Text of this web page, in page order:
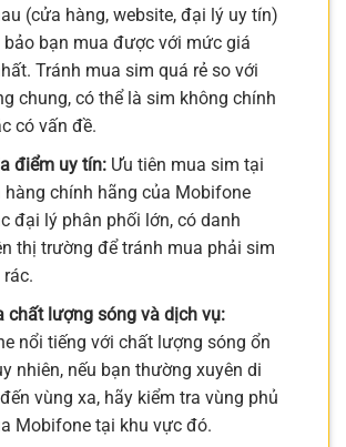
(cửa hàng, website, đại lý uy tín)
bạn mua được với mức giá
Tránh mua sim quá rẻ so với
chung, có thể là sim không chính
có vấn đề.
điểm uy tín:Ưu tiên mua sim tại
hàng chính hãng của Mobifone
đại lý phân phối lớn, có danh
thị trường để tránh mua phải sim
chất lượng sóng và dịch vụ:
nổi tiếng với chất lượng sóng ổn
nhiên, nếu bạn thường xuyên di
vùng xa, hãy kiểm tra vùng phủ
Mobifone tại khu vực đó.